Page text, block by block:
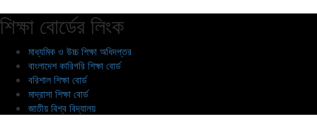
শিক্ষা বোর্ডের লিংক
মাধ্যমিক ও উচ্চ শিক্ষা অধিদপ্তর
বাংলাদেশ কারিগরি শিক্ষা বোর্ড
বরিশাল শিক্ষা বোর্ড
মাদ্রাসা শিক্ষা বোর্ড
জাতীয় বিশ্ব বিদ্যালয়